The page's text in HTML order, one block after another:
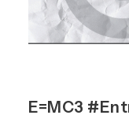
E=MC3